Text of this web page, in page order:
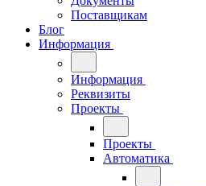
Поставщикам
Блог
Информация
Информация
Реквизиты
Проекты
Проекты
Автоматика